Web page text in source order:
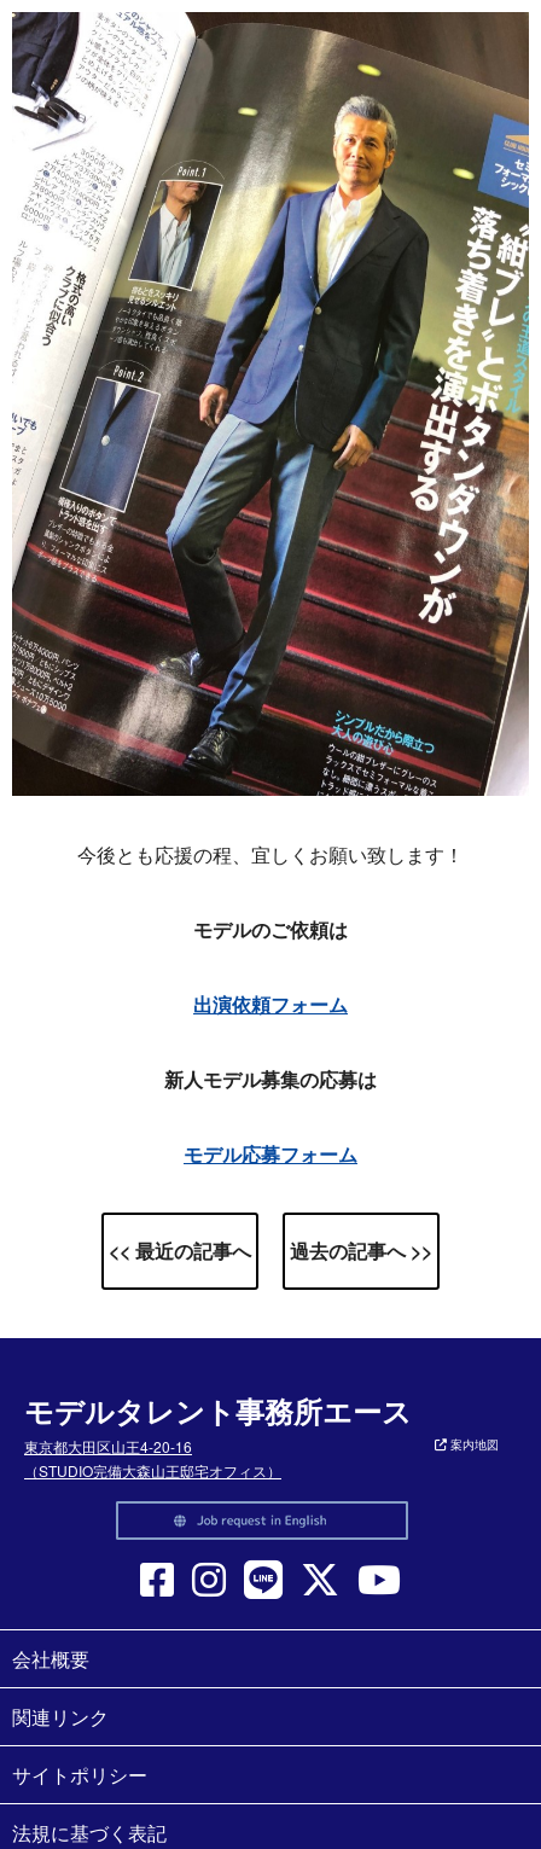
今後とも応援の程、宜しくお願い致します！
モデルのご依頼は
出演依頼フォーム
新人モデル募集の応募は
モデル応募フォーム
<< 最近の記事へ 過去の記事へ >>
モデルタレント事務所エース
東京都大田区山王4-20-16
（STUDIO完備大森山王邸宅オフィス）
案内地図
会社概要
関連リンク
サイトポリシー
法規に基づく表記